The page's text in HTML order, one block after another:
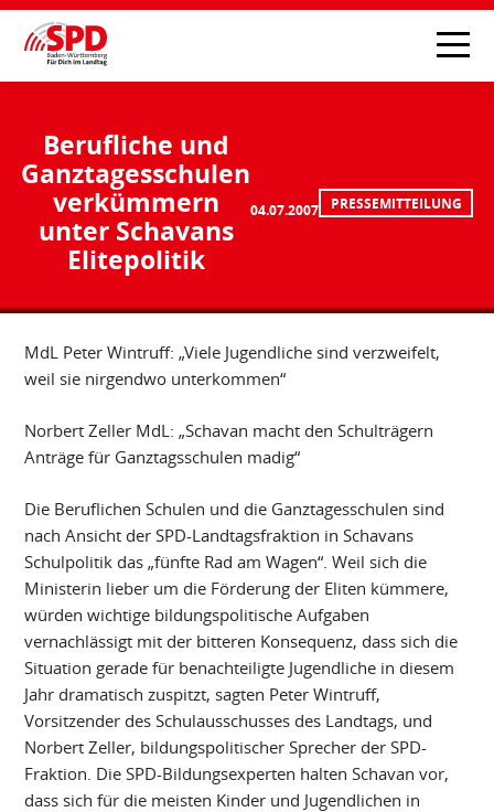
Berufliche und
Ganztagesschulen
verkümmern
unter Schavans
Elitepolitik
04.07.2007 PRESSEMITTEILUNG
MdL Peter Wintruff: „Viele Jugendliche sind verzweifelt,
weil sie nirgendwo unterkommen“
Norbert Zeller MdL: „Schavan macht den Schulträgern
Anträge für Ganztagsschulen madig“
Die Beruflichen Schulen und die Ganztagesschulen sind
nach Ansicht der SPD-Landtagsfraktion in Schavans
Schulpolitik das „fünfte Rad am Wagen“. Weil sich die
Ministerin lieber um die Förderung der Eliten kümmere,
würden wichtige bildungspolitische Aufgaben
vernachlässigt mit der bitteren Konsequenz, dass sich die
Situation gerade für benachteiligte Jugendliche in diesem
Jahr dramatisch zuspitzt, sagten Peter Wintruff,
Vorsitzender des Schulausschusses des Landtags, und
Norbert Zeller, bildungspolitischer Sprecher der SPD-
Fraktion. Die SPD-Bildungsexperten halten Schavan vor,
dass sich für die meisten Kinder und Jugendlichen in